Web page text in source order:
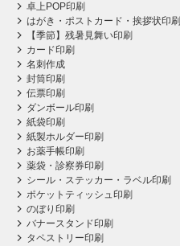
卓上POP印刷
はがき・ポストカード・挨拶状印刷
【季節】残暑見舞い印刷
カード印刷
名刺作成
封筒印刷
伝票印刷
ダンボール印刷
紙袋印刷
紙製ホルダー印刷
お薬手帳印刷
薬袋・診察券印刷
シール・ステッカー・ラベル印刷
ポケットティッシュ印刷
のぼり印刷
バナースタンド印刷
タペストリー印刷